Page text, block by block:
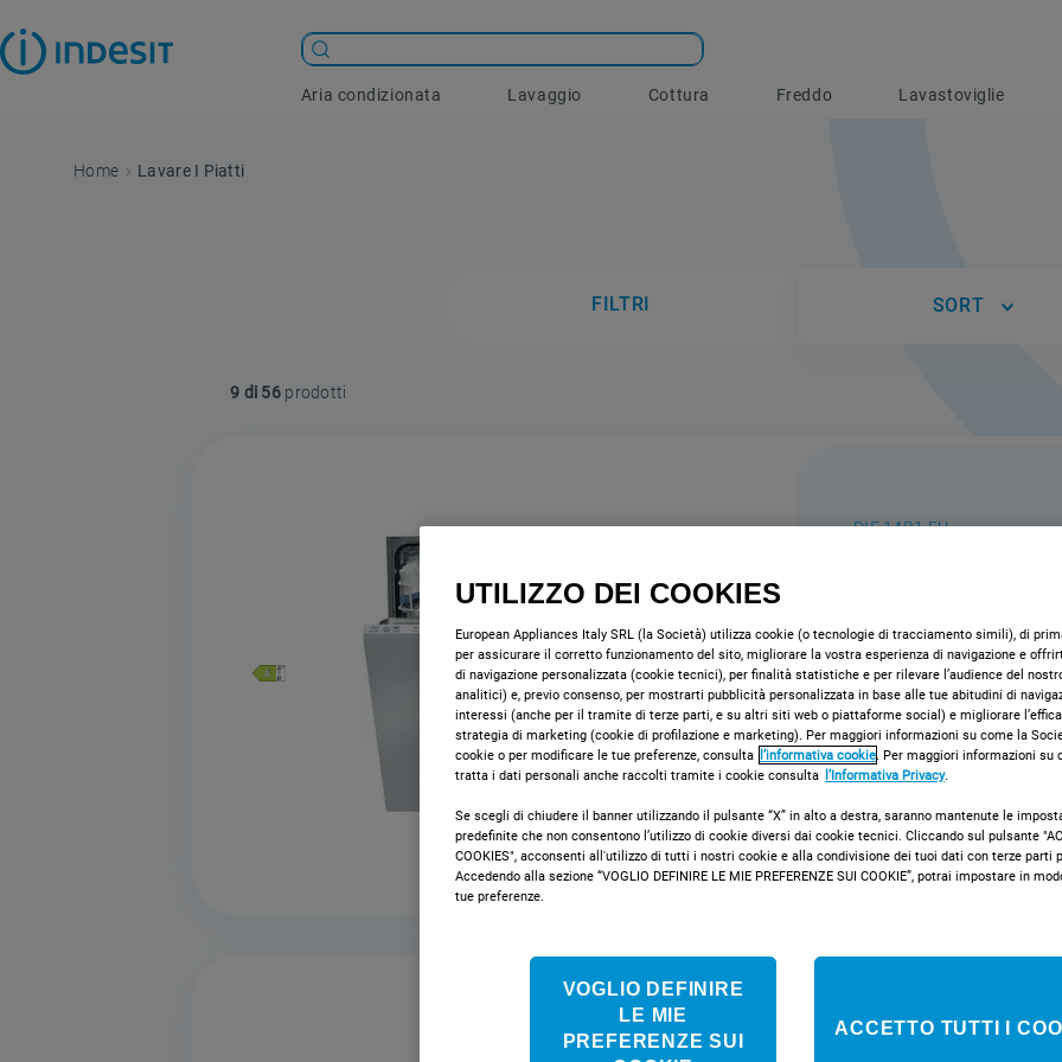
Aria condizionata Lavaggio Cottura Freddo Lavastoviglie
Lavare I Piatti
FILTRI SORT
9 di 56
DIF 14B1 EU
Lavastoviglie
grande
DIF 14B1 EU
Vedi scheda prodotto
Classe
SCOPRI DI PIÙ
UTILIZZO DEI COOKIES
European Appliances Italy SRL (la Società) utilizza cookie (o tecnologie di tracciamento simili), di
per assicurare il corretto funzionamento del sito, migliorare la vostra esperienza di navigazione e
di navigazione personalizzata (cookie tecnici), per finalità statistiche e per rilevare l’audience del
analitici) e, previo consenso, per mostrarti pubblicità personalizzata in base alle tue abitudini di
interessi (anche per il tramite di terze parti, e su altri siti web o piattaforme social) e migliorare
strategia di marketing (cookie di profilazione e marketing). Per maggiori informazioni su come la
cookie o per modificare le tue preferenze, consulta l’informativa cookie. Per maggiori informazioni su
tratta i dati personali anche raccolti tramite i cookie consulta l’Informativa Privacy.
Se scegli di chiudere il banner utilizzando il pulsante “X” in alto a destra, saranno mantenute le
predefinite che non consentono l’utilizzo di cookie diversi dai cookie tecnici. Cliccando sul pulsante
COOKIES", acconsenti all'utilizzo di tutti i nostri cookie e alla condivisione dei tuoi dati con terze parti
Accedendo alla sezione “VOGLIO DEFINIRE LE MIE PREFERENZE SUI COOKIE”, potrai impostare in
tue preferenze.
VOGLIO DEFINIRE
LE MIE
PREFERENZE SUI
ACCETTO TUTTI I